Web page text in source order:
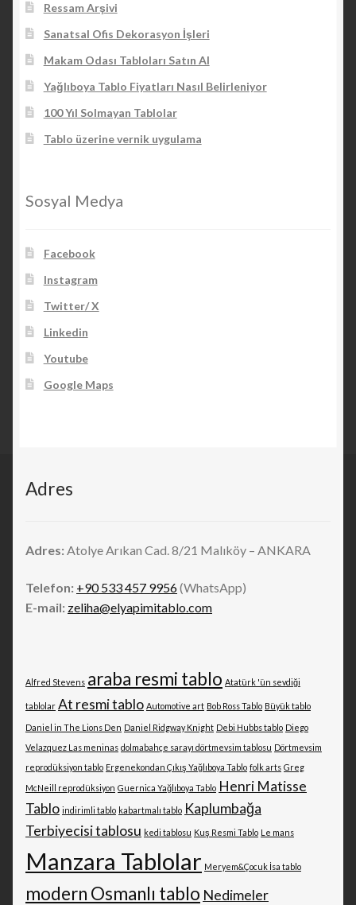
Ressam Arşivi
Sanatsal Ofis Dekorasyon İşleri
Makam Odası Tabloları Satın Al
Yağlıboya Tablo Fiyatları Nasıl Belirleniyor
100 Yıl Solmayan Tablolar
Tablo üzerine vernik uygulama
Sosyal Medya
Facebook
Instagram
Twitter/ X
Linkedin
Youtube
Google Maps
Adres
Adres:Atolye Arıkan Cad. 8/21 Malıköy – ANKARA
Telefon: +90 533 457 9956(WhatsApp)
E-mail: zeliha@elyapimitablo.com
Alfred Stevens araba resmi tablo Atatürk 'ün sevdiği
tablolar At resmi tablo Automotive art Bob Ross Tablo Büyük tablo
Daniel in The Lions Den Daniel Ridgway Knight Debi Hubbs tablo Diego
Velazquez Las meninas dolmabahçe sarayı dörtmevsim tablosu Dörtmevsim
reprodüksiyon tablo Ergenekondan Çıkış Yağlıboya Tablo folk arts Greg
McNeill reprodüksiyon Guernica Yağlıboya Tablo Henri Matisse
Tablo indirimli tablo kabartmalı tablo Kaplumbağa
Terbiyecisi tablosu kedi tablosu Kuş Resmi Tablo Le mans
Manzara Tablolar Meryem&Çocuk İsa tablo
modern Osmanlı tablo Nedimeler